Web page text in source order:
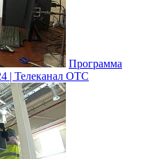
Программа
| Телеканал ОТС